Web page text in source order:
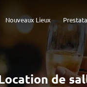
Nouveaux Lieux
de